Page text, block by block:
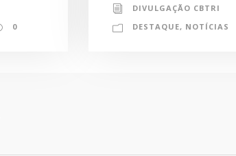
0
DIVULGAÇÃO CBTRI
DESTAQUE, NOTÍCIAS